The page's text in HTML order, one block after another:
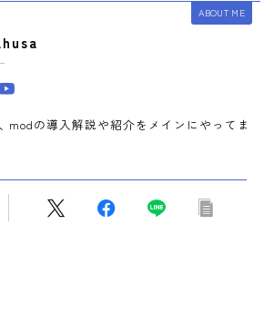
ABOUT ME
modの導入解説や紹介をメインにやってま